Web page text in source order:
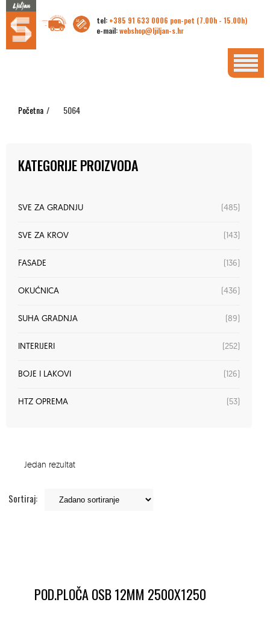
tel: +385 91 633 0006 pon-pet (7.00h - 15.00h)
e-mail:webshop@ljiljan-s.hr
Početna / 5064
KATEGORIJE PROIZVODA
SVE ZA GRADNJU (485)
SVE ZA KROV (143)
FASADE (136)
OKUĆNICA (436)
SUHA GRADNJA (89)
INTERIJERI (252)
BOJE I LAKOVI (126)
HTZ OPREMA (53)
Jedan rezultat
Sortiraj:
POD.PLOČA OSB 12MM 2500X1250